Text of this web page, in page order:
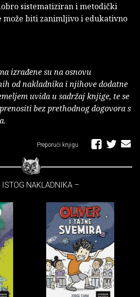
sistematiziran i metodički
može biti zanimljivo i edukativno
izrađene su na osnovu
od nakladnika i njihove dodatne
uvida u sadržaj knjige, te se
bez prethodnog dogovora s
Preporuči knjigu
ISTOG NAKLADNIKA –